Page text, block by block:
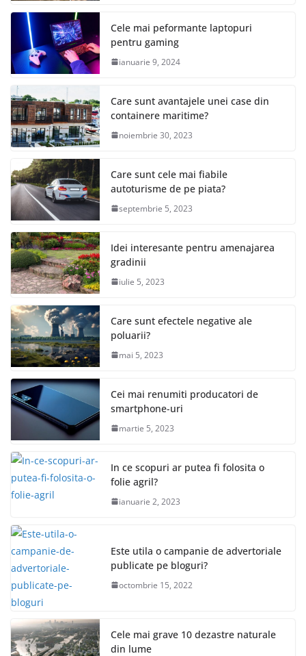
Cele mai peformante laptopuri
pentru gaming
ianuarie 9, 2024
Care sunt avantajele unei case din
containere maritime?
noiembrie 30, 2023
Care sunt cele mai fiabile
autoturisme de pe piata?
septembrie 5, 2023
Idei interesante pentru amenajarea
gradinii
iulie 5, 2023
Care sunt efectele negative ale
poluarii?
mai 5, 2023
Cei mai renumiti producatori de
smartphone-uri
martie 5, 2023
In ce scopuri ar putea fi folosita o
folie agril?
ianuarie 2, 2023
Este utila o campanie de advertoriale
publicate pe bloguri?
octombrie 15, 2022
Cele mai grave 10 dezastre naturale
din lume